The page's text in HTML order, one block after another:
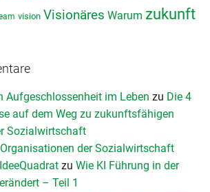
vision Visionäres Warum zukunft
Aufgeschlossenheit im Leben zu Die 4
auf dem Weg zu zukunftsfähigen
Sozialwirtschaft
der Sozialwirtschaft
zu Wie KI Führung in der
– Teil 1